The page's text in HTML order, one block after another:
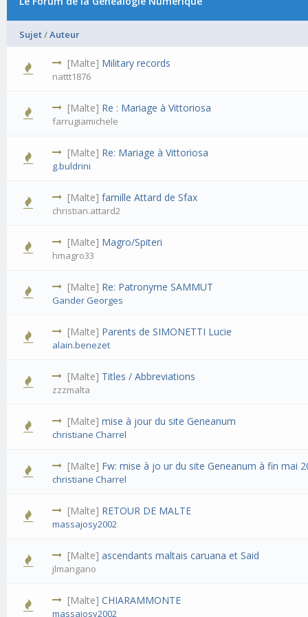
Sujet/Auteur
[Malte] Military records
nattt1876
[Malte] Re : Mariage à Vittoriosa
farrugiamichele
[Malte] Re: Mariage à Vittoriosa
g.buldrini
[Malte]famille Attard de Sfax
christian.attard2
[Malte] Magro/Spiteri
hmagro33
[Malte] Re: Patronyme SAMMUT
Gander Georges
[Malte] Parents de SIMONETTI Lucie
alain.benezet
[Malte] Titles / Abbreviations
zzzmalta
[Malte]mise à jour du site Geneanum
christiane Charrel
[Malte] Fw: mise à jo ur du site Geneanum à fin mai
christiane Charrel
[Malte] RETOUR DE MALTE
massajosy2002
[Malte]ascendants maltais caruana et Said
jlmangano
[Malte]CHIARAMMONTE
massajosy2002